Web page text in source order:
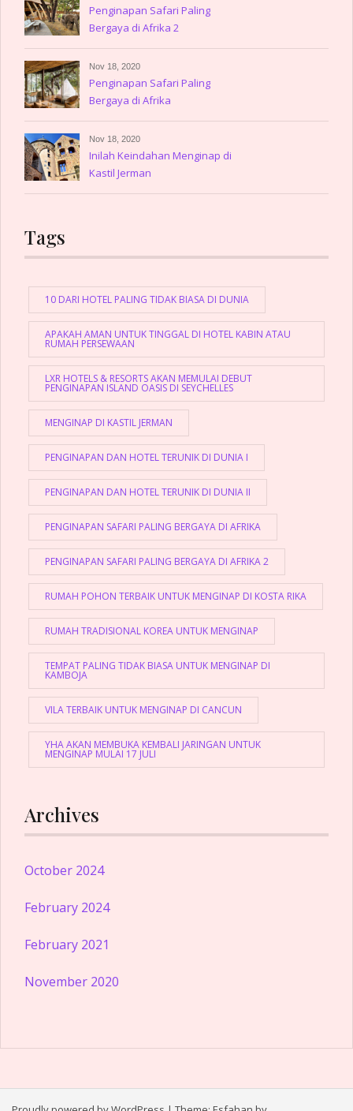
Penginapan Safari Paling
Bergaya di Afrika 2
Nov 18, 2020
Penginapan Safari Paling
Bergaya di Afrika
Nov 18, 2020
Inilah Keindahan Menginap di
Kastil Jerman
Tags
10 DARI HOTEL PALING TIDAK BIASA DI DUNIA
APAKAH AMAN UNTUK TINGGAL DI HOTEL KABIN ATAU
RUMAH PERSEWAAN
LXR HOTELS & RESORTS AKAN MEMULAI DEBUT
PENGINAPAN ISLAND OASIS DI SEYCHELLES
MENGINAP DI KASTIL JERMAN
PENGINAPAN DAN HOTEL TERUNIK DI DUNIA I
PENGINAPAN DAN HOTEL TERUNIK DI DUNIA II
PENGINAPAN SAFARI PALING BERGAYA DI AFRIKA
PENGINAPAN SAFARI PALING BERGAYA DI AFRIKA 2
RUMAH POHON TERBAIK UNTUK MENGINAP DI KOSTA RIKA
RUMAH TRADISIONAL KOREA UNTUK MENGINAP
TEMPAT PALING TIDAK BIASA UNTUK MENGINAP DI
KAMBOJA
VILA TERBAIK UNTUK MENGINAP DI CANCUN
YHA AKAN MEMBUKA KEMBALI JARINGAN UNTUK
MENGINAP MULAI 17 JULI
Archives
October 2024
February 2024
February 2021
November 2020